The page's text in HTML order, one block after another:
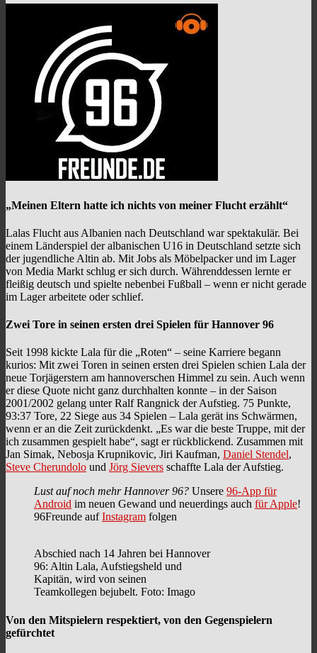
„Meinen Eltern hatte ich nichts von meiner Flucht erzählt“
Lalas Flucht aus Albanien nach Deutschland war spektakulär. Bei
einem Länderspiel der albanischen U16 in Deutschland setzte sich
der jugendliche Altin ab. Mit Jobs als Möbelpacker und im Lager
von Media Markt schlug er sich durch. Währenddessen lernte er
fleißig deutsch und spielte nebenbei Fußball – wenn er nicht gerade
im Lager arbeitete oder schlief.
Zwei Tore in seinen ersten drei Spielen für Hannover 96
Seit 1998 kickte Lala für die „Roten“ – seine Karriere begann
kurios: Mit zwei Toren in seinen ersten drei Spielen schien Lala der
neue Torjägerstern am hannoverschen Himmel zu sein. Auch wenn
er diese Quote nicht ganz durchhalten konnte – in der Saison
2001/2002 gelang unter Ralf Rangnick der Aufstieg. 75 Punkte,
93:37 Tore, 22 Siege aus 34 Spielen – Lala gerät ins Schwärmen,
wenn er an die Zeit zurückdenkt. „Es war die beste Truppe, mit der
ich zusammen gespielt habe“, sagt er rückblickend. Zusammen mit
Jan Simak, Nebosja Krupnikovic, Jiri Kaufman, Daniel Stendel,
Steve Cherundolo und Jörg Sievers schaffte Lala der Aufstieg.
Lust auf noch mehr Hannover 96? Unsere 96-App für
Android im neuen Gewand und neuerdings auch für Apple!
96Freunde aufInstagram folgen
Abschied nach 14 Jahren bei Hannover
96: Altin Lala, Aufstiegsheld und
Kapitän, wird von seinen
Teamkollegen bejubelt. Foto: Imago
Von den Mitspielern respektiert, von den Gegenspielern
gefürchtet